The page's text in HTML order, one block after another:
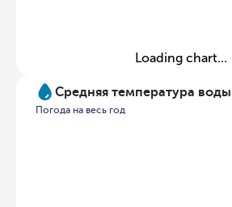
Loading chart...
Средняя температура воды
Погода на весь год